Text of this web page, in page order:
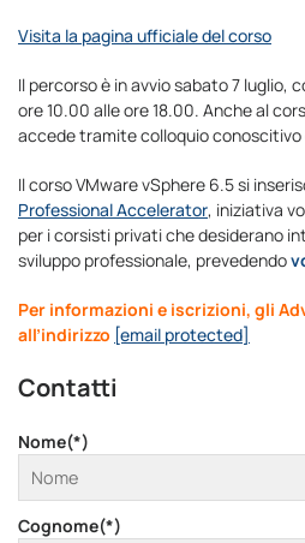
Visita la pagina ufficiale del corso
Il percorso è in avvio sabato 7 luglio,
ore 10.00 alle ore 18.00. Anche al
accede tramite colloquio conoscitivo
Il corso VMware vSphere 6.5 si
Professional Accelerator, iniziativa
per i corsisti privati che desiderano
sviluppo professionale, prevedendo
Per informazioni e iscrizioni, gli
all’indirizzo [email protected]
Contatti
Nome(*)
Cognome(*)